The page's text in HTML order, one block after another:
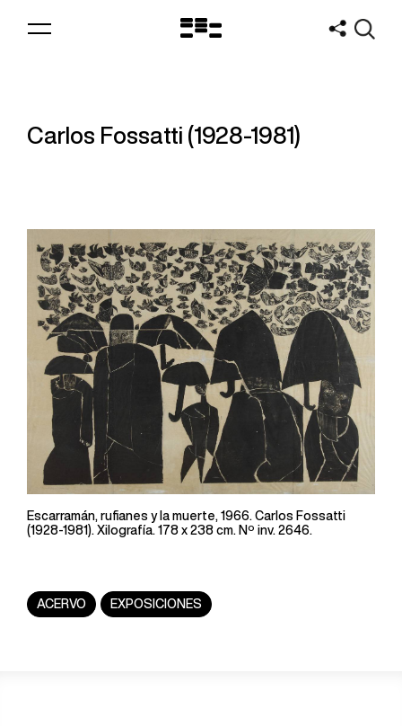
Logo
Carlos Fossatti (1928-1981)
Escarramán, rufianes y la muerte, 1966. Carlos Fossatti
(1928-1981). Xilografía. 178 x 238 cm. Nº inv. 2646.
ACERVO EXPOSICIONES